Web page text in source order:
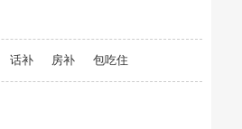
话补 房补 包吃住